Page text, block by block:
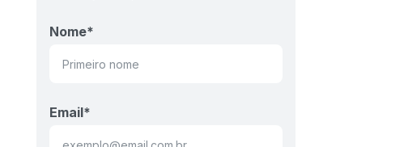
Nome*
Email*